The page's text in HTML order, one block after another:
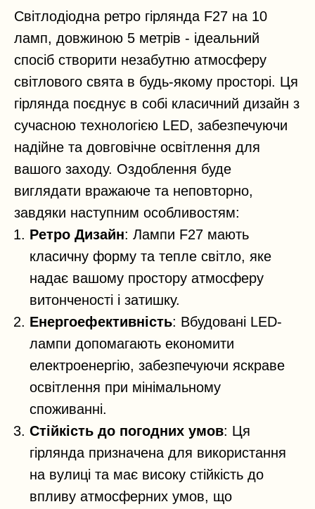
Світлодіодна ретро гірлянда F27 на 10
ламп, довжиною 5 метрів - ідеальний
спосіб створити незабутню атмосферу
світлового свята в будь-якому просторі. Ця
гірлянда поєднує в собі класичний дизайн з
сучасною технологією LED, забезпечуючи
надійне та довговічне освітлення для
вашого заходу. Оздоблення буде
виглядати вражаюче та неповторно,
завдяки наступним особливостям:
Ретро Дизайн: Лампи F27 мають
класичну форму та тепле світло, яке
надає вашому простору атмосферу
витонченості і затишку.
Енергоефективність: Вбудовані LED-
лампи допомагають економити
електроенергію, забезпечуючи яскраве
освітлення при мінімальному
споживанні.
Стійкість до погодних умов: Ця
гірлянда призначена для використання
на вулиці та має високу стійкість до
впливу атмосферних умов, що